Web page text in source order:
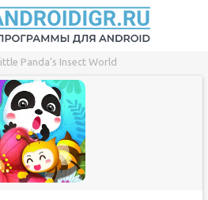
Panda’s Insect World